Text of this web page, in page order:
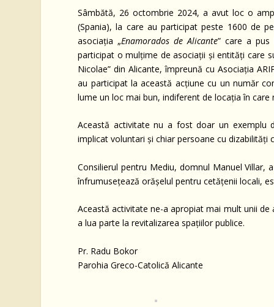
Sâmbătă, 26 octombrie 2024, a avut loc o
(Spania), la care au participat peste 1600 de
asociația „Enamorados de Alicante” care a pus
participat o mulțime de asociații și entități care
Nicolae” din Alicante, împreună cu Asociația
au participat la această acțiune cu un număr
lume un loc mai bun, indiferent de locația în care
Această activitate nu a fost doar un exemplu
implicat voluntari și chiar persoane cu
Consilierul pentru Mediu, domnul Manuel Villar,
înfrumusețează orășelul pentru cetățenii locali,
Această activitate ne-a apropiat mai mult unii de
a lua parte la revitalizarea spațiilor publice.
Pr. Radu Bokor
Parohia Greco-Catolică Alicante